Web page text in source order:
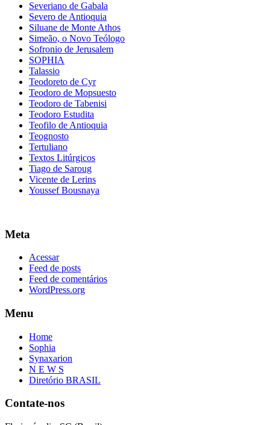
Severiano de Gabala
Severo de Antioquia
Siluane de Monte Athos
Simeão, o Novo Teólogo
Sofronio de Jerusalem
SOPHIA
Talassio
Teodoreto de Cyr
Teodoro de Mopsuesto
Teodoro de Tabenisi
Teodoro Estudita
Teofilo de Antioquia
Teognosto
Tertuliano
Textos Litúrgicos
Tiago de Saroug
Vicente de Lerins
Youssef Bousnaya
Meta
Acessar
Feed de posts
Feed de comentários
WordPress.org
Menu
Home
Sophia
Synaxarion
N E W S
Diretório BRASIL
Contate-nos